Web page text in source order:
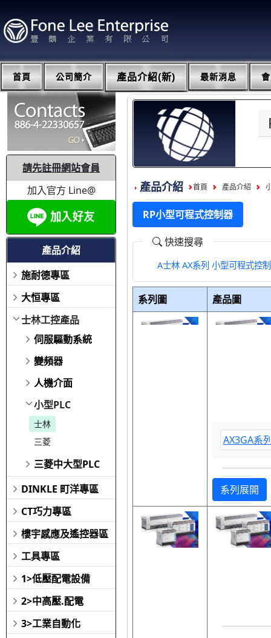
首頁 公司簡介 產品介紹(新) 最新消息
請先註冊網站會員
加入官方 Line@
產品介紹
施耐德專區
大恒專區
士林工控產品
伺服驅動系統
變頻器
人機介面
小型PLC
士林
三菱
三菱中大型PLC
DINKLE 町洋專區
CT巧力專區
樓宇感應及遙控器區
工具專區
1>低壓配電設備
2>中高壓.配電
3>工業自動化
產品介紹 首頁 產品介紹
RP小型可程式控制器
快速搜尋
A士林 AX系列 小型可程式控
系列圖 產品圖
AX3GA系
系列展開